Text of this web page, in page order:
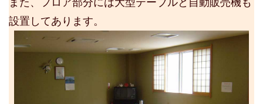
また、フロア部分には大型テーブルと自動販売機も
設置してあります。